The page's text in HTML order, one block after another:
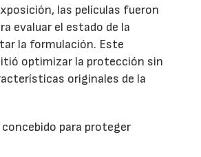
las películas fueron
evaluar el estado de la
la formulación. Este
optimizar la protección sin
originales de la
para proteger